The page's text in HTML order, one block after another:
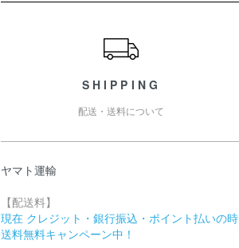
SHIPPING
配送・送料について
ヤマト運輸
【配送料】
現在 クレジット・銀行振込・ポイント払いの時
送料無料キャンペーン中！